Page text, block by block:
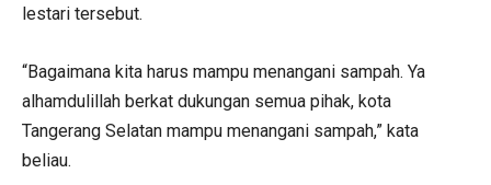
lestari tersebut.
“Bagaimana kita harus mampu menangani sampah. Ya
alhamdulillah berkat dukungan semua pihak, kota
Tangerang Selatan mampu menangani sampah,” kata
beliau.